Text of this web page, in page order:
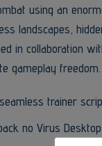
using an
landscapes,
in collaboration
gameplay freedom.
trainer
no Virus